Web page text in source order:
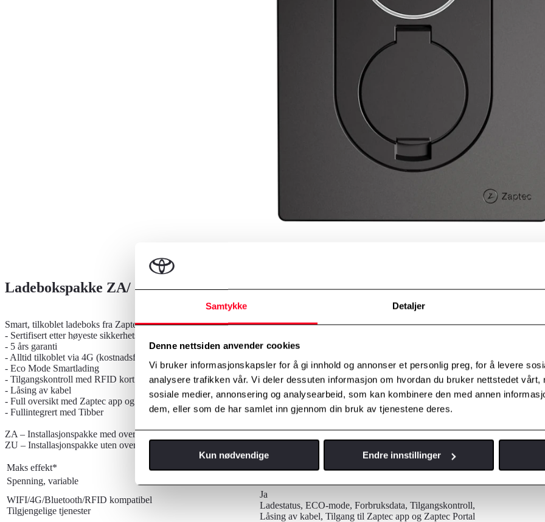
Samtykke Detaljer
Denne nettsiden anvender cookies
Vi bruker informasjonskapsler for å gi innhold og annonser et personlig preg, for å levere
analysere trafikken vår. Vi deler dessuten informasjon om hvordan du bruker nettstedet vårt,
sosiale medier, annonsering og analysearbeid, som kan kombinere den med annen
dem, eller som de har samlet inn gjennom din bruk av tjenestene deres.
Kun nødvendige Endre innstillinger
Ladebokspakke ZA/ ZU
Smart, tilkoblet ladeboks fra Zaptec uten kabel
- Sertifisert etter høyeste sikkerhetsstandard
- 5 års garanti
- Alltid tilkoblet via 4G (kostnadsfritt) og/ eller WiFi
- Eco Mode Smartlading
- Tilgangskontroll med RFID kort og/ eller app
- Låsing av kabel
- Full oversikt med Zaptec app og Zaptec Portal
- Fullintegrert med Tibber
ZA – Installasjonspakke med overspenningsvern, for boliger bygget før 2012
ZU – Installasjonspakke uten overspenningsvern, for boliger bygget etter 2012
Maks effekt*
Opptil 22 KW
Spenning, variable
WIFI/4G/Bluetooth/RFID kompatibel
Tilgjengelige tjenester
Ja
Ladestatus, ECO-mode, Forbruksdata, Tilgangskontroll,
Låsing av kabel, Tilgang til Zaptec app og Zaptec Portal